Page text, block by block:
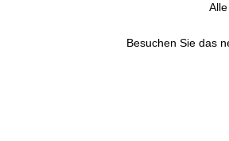
Besuchen Sie das